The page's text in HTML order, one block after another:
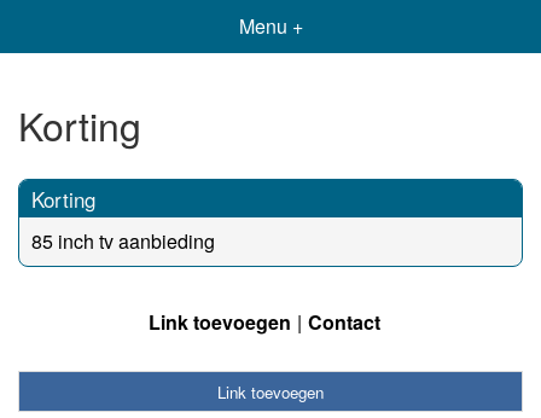
Menu +
Korting
Korting
85 inch tv aanbieding
Link toevoegen Contact
Link toevoegen